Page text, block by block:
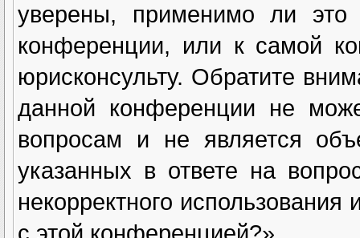
уверены, применимо ли
конференции, или к самой
юрисконсульту. Обратите
данной конференции не
вопросам и не является
указанных в ответе на
некорректного